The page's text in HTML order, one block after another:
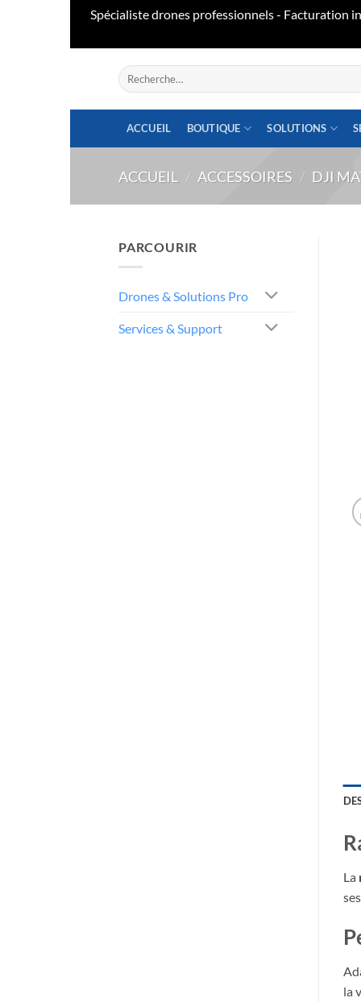
Spécialiste drones professionnels - Facturation
Recherche
pour :
ACCUEIL BOUTIQUE SOLUTIONS
ACCUEIL / ACCESSOIRES / DJI
PARCOURIR
Drones & Solutions Pro
Services & Support
La
la